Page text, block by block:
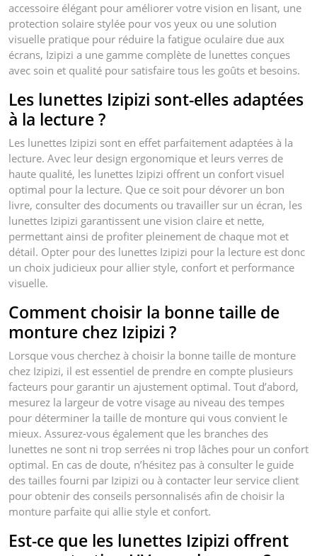
accessoire élégant pour améliorer votre vision en lisant, une
protection solaire stylée pour vos yeux ou une solution
visuelle pratique pour réduire la fatigue oculaire due aux
écrans, Izipizi a une gamme complète de lunettes conçues
avec soin et qualité pour satisfaire tous les goûts et besoins.
Les lunettes Izipizi sont-elles adaptées
à la lecture ?
Les lunettes Izipizi sont en effet parfaitement adaptées à la
lecture. Avec leur design ergonomique et leurs verres de
haute qualité, les lunettes Izipizi offrent un confort visuel
optimal pour la lecture. Que ce soit pour dévorer un bon
livre, consulter des documents ou travailler sur un écran, les
lunettes Izipizi garantissent une vision claire et nette,
permettant ainsi de profiter pleinement de chaque mot et
détail. Opter pour des lunettes Izipizi pour la lecture est donc
un choix judicieux pour allier style, confort et performance
visuelle.
Comment choisir la bonne taille de
monture chez Izipizi ?
Lorsque vous cherchez à choisir la bonne taille de monture
chez Izipizi, il est essentiel de prendre en compte plusieurs
facteurs pour garantir un ajustement optimal. Tout d’abord,
mesurez la largeur de votre visage au niveau des tempes
pour déterminer la taille de monture qui vous convient le
mieux. Assurez-vous également que les branches des
lunettes ne sont ni trop serrées ni trop lâches pour un confort
optimal. En cas de doute, n’hésitez pas à consulter le guide
des tailles fourni par Izipizi ou à contacter leur service client
pour obtenir des conseils personnalisés afin de choisir la
monture parfaite qui allie style et confort.
Est-ce que les lunettes Izipizi offrent